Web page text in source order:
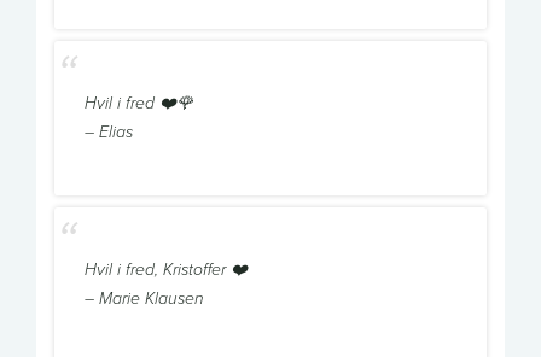
Hvil i fred ❤️🌹
– Elias
Hvil i fred, Kristoffer ❤️
– Marie Klausen